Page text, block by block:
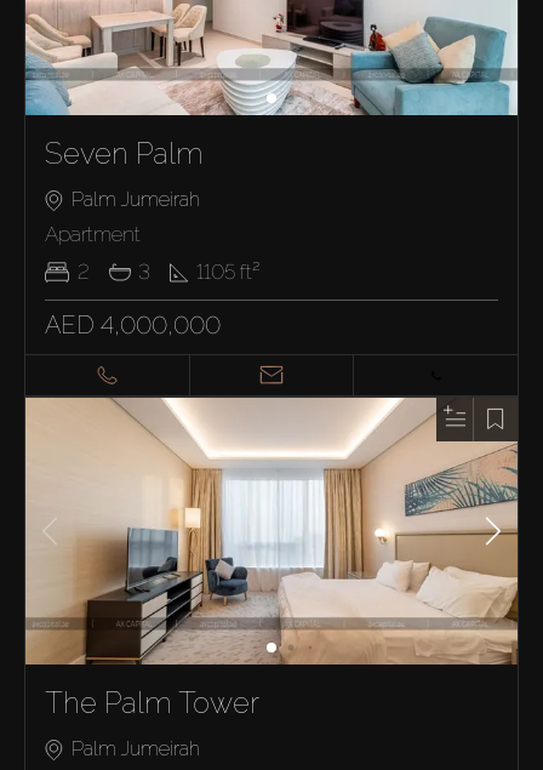
Seven Palm
Palm Jumeirah
Apartment
2
3 1105 ft²
AED 4,000,000
The Palm Tower
Palm Jumeirah